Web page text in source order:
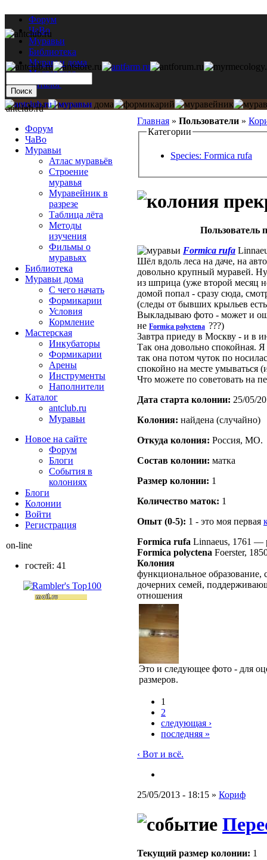
Форум
ЧаВо
Муравьи
Библиотека
Муравьи дома
Мастерская
Каталог
Главная » Пользователи »
Категории
Species: Formica rufa
Пользователь
Formica rufa
Шёл вдоль леса на даче, на
довольно крупный муравей.
из шприца (уже второй месяц
домой попал - сразу сюда,
(следы от бывших крыльев
Выкладываю фото - может и
не Formica polyctena ???)
Завтра приеду в Москву - и в
Так она довольно спокойная.
так она потом чуток по
спокойно на месте умываться
Что можете по советовать на
Дата старта кoлонии: 25/05/
Кoлония: найдена (случайно)
Откуда кoлония: Россия, МО.
Состав кoлонии: матка
Размер кoлонии: 1
Количество маток: 1
Опыт (0-5): 1 - это моя первая
Formica rufa Linnaeus, 1761 —
Formica polyctena Foerster,
Колония
функциональное образование,
дочерних семей,
отношения
Это и следующее фото - для
размеров.
1
2
следующая ›
последняя »
‹ Вот и всё.
25/05/2013 - 18:15 » Кориф
Текущий размер кoлонии: 1
antclub.ru
Форум
ЧаВо
Муравьи
Атлас муравьёв
Строение
муравья
Муравейник в
разрезе
Таблица лёта
Методы
изучения
Фильмы о
муравьях
Библиотека
Муравьи дома
С чего начать
Формикарии
Условия
Кормление
Мастерская
Инкубаторы
Формикарии
Арены
Инструменты
Наполнители
Каталог
antclub.ru
Муравьи
Новое на сайте
Форум
Блоги
События в
колониях
Блоги
Колонии
Войти
Peгиcтpaция
on-line
гостей: 41